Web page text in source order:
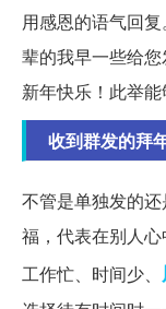
用感恩的语气回
辈的我早一些给
新年快乐！此举能
收到群发的拜
不管是单独发的
福，代表在别人
工作忙、时间少、